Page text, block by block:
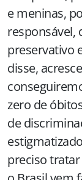
e meninas,
responsável,
preservativo
disse,
zero de
de
preciso